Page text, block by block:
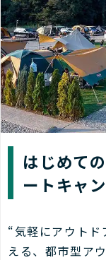
はじめて
ートキャ
“気軽にアウト
える、都市型ア